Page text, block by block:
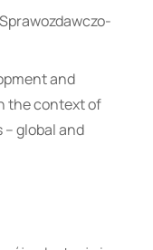
and
the context of
global and